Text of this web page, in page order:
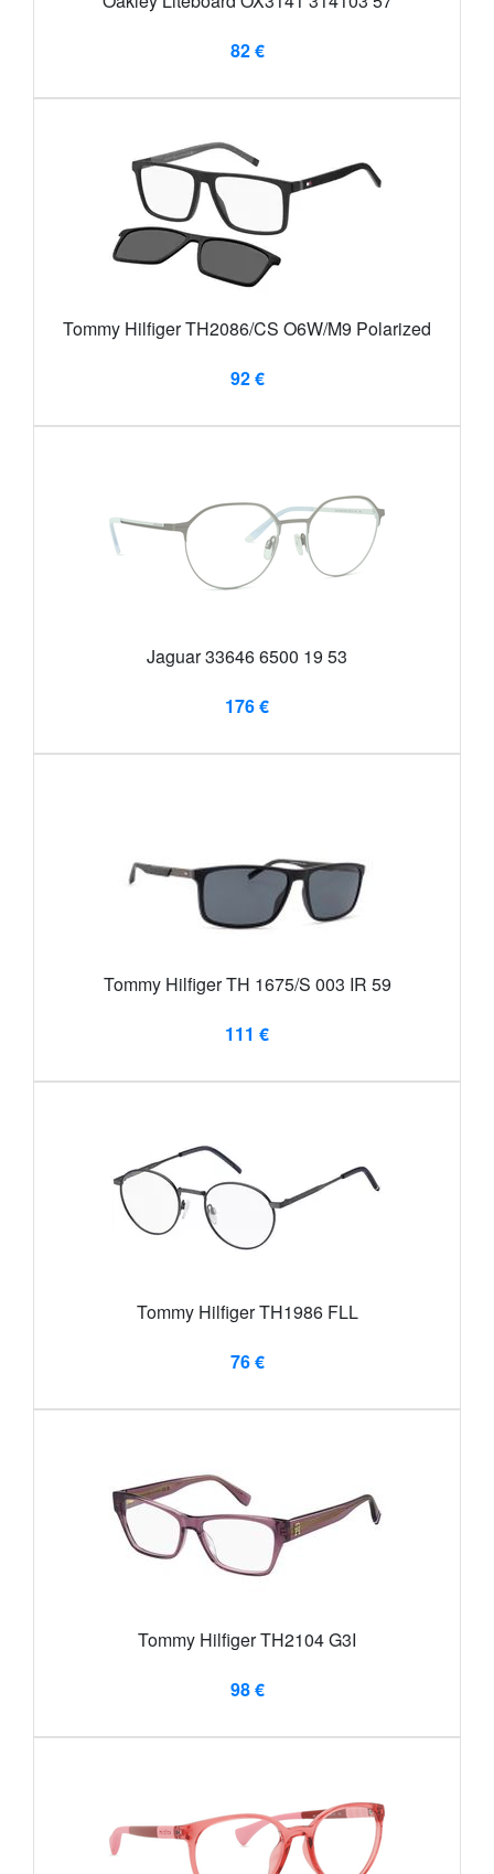
82 €
Tommy Hilfiger TH2086/CS O6W/M9 Polarized
92 €
Jaguar 33646 6500 19 53
176 €
Tommy Hilfiger TH 1675/S 003 IR 59
111 €
Tommy Hilfiger TH1986 FLL
76 €
Tommy Hilfiger TH2104 G3I
98 €